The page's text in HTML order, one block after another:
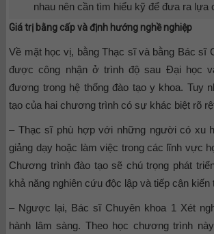
nhau nên cần tìm hiểu kỹ để đưa ra lựa
Giá trị bằng cấp và định hướng nghề nghiệp
Về mặt học vị, bằng Thạc sĩ và bằng Bác sĩ
được công nhận ở trình độ sau Đại học
đương trong hệ thống đào tạo y khoa. Tuy
tạo của hai chương trình có sự khác biệt rõ
– Thạc sĩ phù hợp với những người có xu
giảng dạy hoặc làm việc trong các lĩnh vực
Chương trình đào tạo sẽ chú trọng phát
khả năng nghiên cứu độc lập và tiếp cận
– Ngược lại, Bác sĩ Chuyên khoa 1 Xét
hành lâm sàng. Theo học chương trình